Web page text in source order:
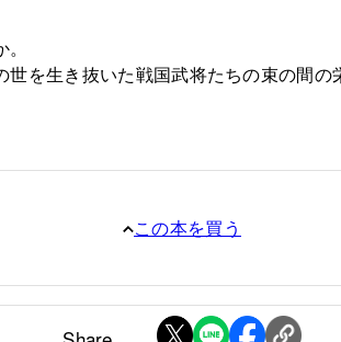
を生き抜いた戦国武将たちの束の間の
この本を買う